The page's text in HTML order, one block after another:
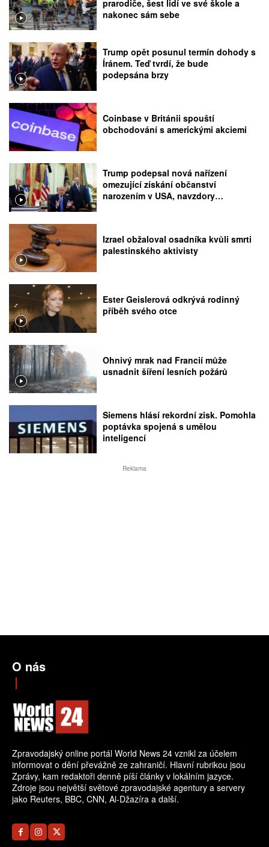
prarodiče, šest lidí ve své škole a
nakonec sám sebe
Trump opět posunul termín dohody s
Íránem. Teď tvrdí, že bude
podepsána brzy
Coinbase v Británii spouští
obchodování s americkými akciemi
Trump podepsal nová nařízení
omezující získání občanství
narozením v USA, navzdory
Izrael obžaloval osadníka kvůli smrti
palestinského aktivisty
Ester Geislerová odkrývá rodinný
příběh svého otce
Ohnivý mrak nad Francií může
usnadnit šíření lesních požárů
Siemens hlásí rekordní zisk. Pomohla
poptávka spojená s umělou
inteligencí
Reklama
O nás
Zpravodajský online portál World News 24 vznikl za účelem
informovat o dění převážně ze zahraničí. Hlavní rubrikou jsou
Zprávy, kam redaktoři denně píší články v lokálním jazyce.
Zdroje jsou největší světové zpravodajské agentury a servery
jako Reuters, BBC, CNN, Al-Džazíra a další.